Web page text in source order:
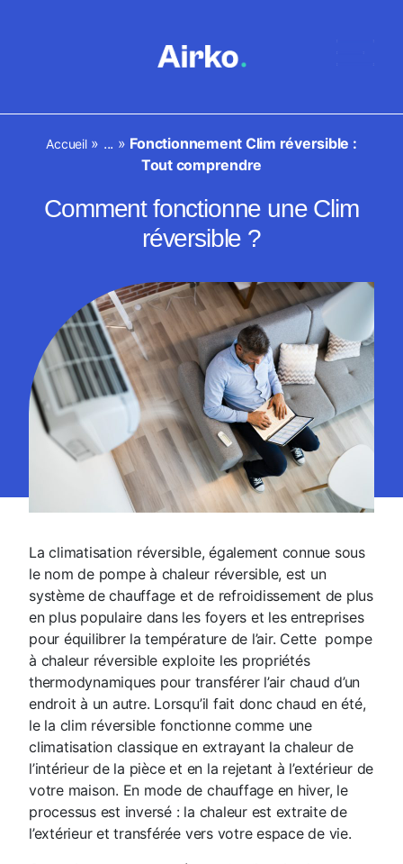
Accueil» ... » Fonctionnement Clim réversible :
Tout comprendre
Comment fonctionne une Clim
réversible ?
La climatisation réversible, également connue sous
le nom de pompe à chaleur réversible, est un
système de chauffage et de refroidissement de plus
en plus populaire dans les foyers et les entreprises
pour équilibrer la température de l’air. Cette pompe
à chaleur réversible exploite les propriétés
thermodynamiques pour transférer l’air chaud d’un
endroit à un autre. Lorsqu’il fait donc chaud en été,
le la clim réversible fonctionne comme une
climatisation classique en extrayant la chaleur de
l’intérieur de la pièce et en la rejetant à l’extérieur de
votre maison. En mode de chauffage en hiver, le
processus est inversé : la chaleur est extraite de
l’extérieur et transférée vers votre espace de vie.